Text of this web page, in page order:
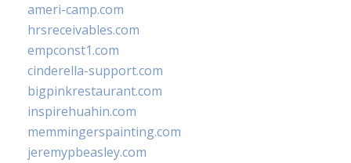
ameri-camp.com
hrsreceivables.com
empconst1.com
cinderella-support.com
bigpinkrestaurant.com
inspirehuahin.com
memmingerspainting.com
jeremypbeasley.com